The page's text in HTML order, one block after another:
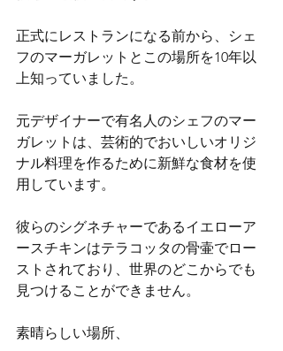
正式にレストランになる前から、シェ
フのマーガレットとこの場所を10年以
上知っていました。
元デザイナーで有名人のシェフのマー
ガレットは、芸術的でおいしいオリジ
ナル料理を作るために新鮮な食材を使
用しています。
彼らのシグネチャーであるイエローア
ースチキンはテラコッタの骨壷でロー
ストされており、世界のどこからでも
見つけることができません。
素晴らしい場所、